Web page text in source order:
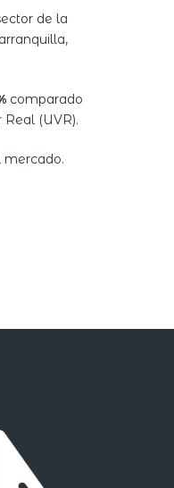
de la
comparado
(UVR).
mercado.